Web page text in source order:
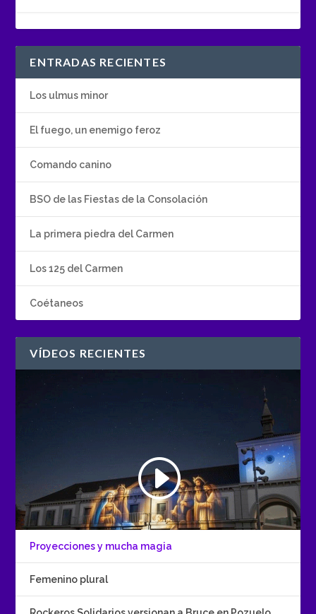
ENTRADAS RECIENTES
Los ulmus minor
El fuego, un enemigo feroz
Comando canino
BSO de las Fiestas de la Consolación
La primera piedra del Carmen
Los 125 del Carmen
Coétaneos
VÍDEOS RECIENTES
Proyecciones y mucha magia
Femenino plural